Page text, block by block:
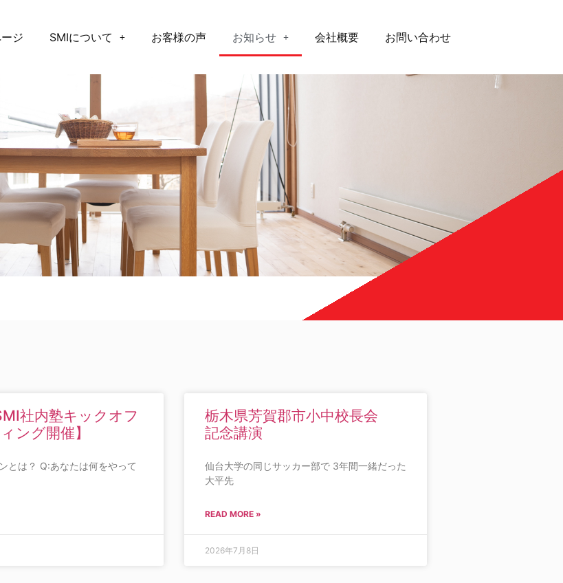
ジ SMIについて お客様の声 お知らせ 会社概要 お問い合わせ
社内塾キックオフ
ング開催】
とは？ Q:あなたは何をやって
栃木県芳賀郡市小中校長会
記念講演
仙台大学の同じサッカー部で 3年間一緒だった
大平先
READ MORE »
2026年7月8日